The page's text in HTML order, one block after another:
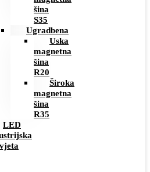
šina
S35
Ugradbena
Uska
magnetna
šina
R20
Široka
magnetna
šina
R35
LED